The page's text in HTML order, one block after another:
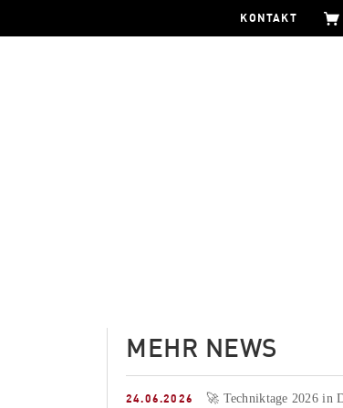
KONTAKT
MEHR NEWS
24.06.2026
🚀 Techniktage 2026 in